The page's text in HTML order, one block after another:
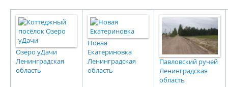
Озеро уДачи
Ленинградская
область
Новая
Екатериновка
Ленинградская
область
Павловский ручей
Ленинградская
область